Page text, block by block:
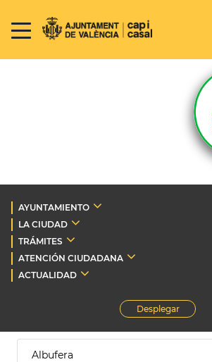
AYUNTAMIENTO
LA CIUDAD
TRÁMITES
ATENCIÓN CIUDADANA
ACTUALIDAD
Desplegar
Albufera